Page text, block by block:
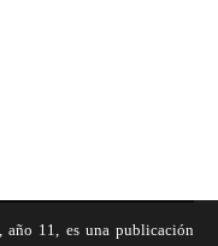
año 11, es una publicación